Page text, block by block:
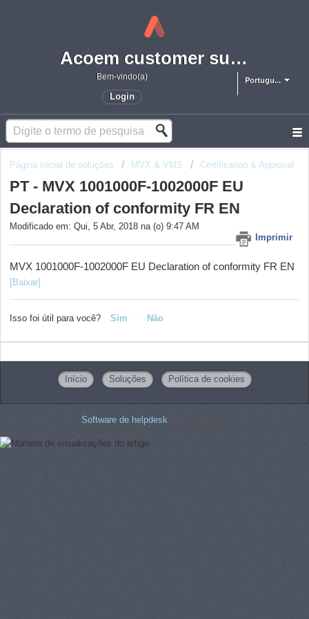
Acoem customer support portal
Portugu...
Bem-vindo(a)
Login
Página inicial de soluções MVX & VMS Certification & Approval
PT - MVX 1001000F-1002000F EU
Declaration of conformity FR EN
Imprimir
Modificado em: Qui, 5 Abr, 2018 na (o) 9:47 AM
MVX 1001000F-1002000F EU Declaration of conformity FR EN
[Baixar]
Isso foi útil para você? Sim Não
Início Soluções Política de cookies
Software de helpdesk